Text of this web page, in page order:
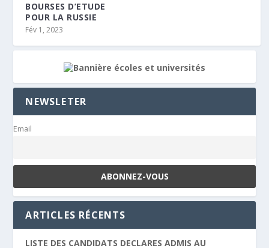
BOURSES D’ETUDE
POUR LA RUSSIE
Fév 1, 2023
NEWSLETER
Email
ARTICLES RÉCENTS
LISTE DES CANDIDATS DECLARES ADMIS AU